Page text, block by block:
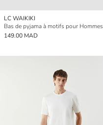
LC WAIKIKI
Bas de pyjama à motifs pour Hommes
149.00 MAD